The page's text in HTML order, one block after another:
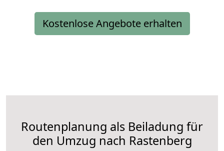
Kostenlose Angebote erhalten
Routenplanung als Beiladung für
den Umzug nach Rastenberg